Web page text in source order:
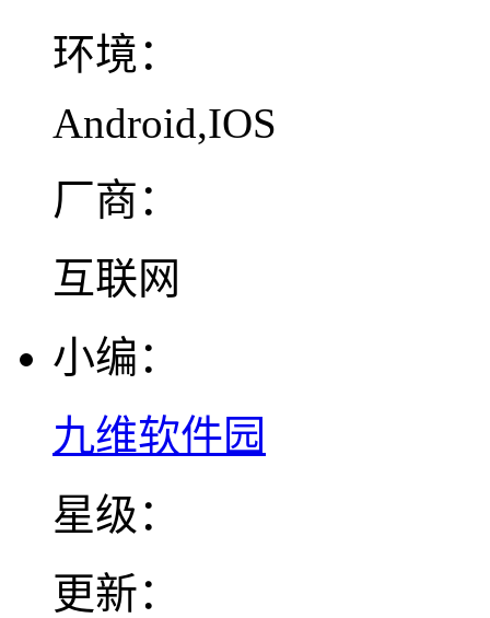
环境：
Android,IOS
厂商：
互联网
小编：
九维软件园
星级：
更新：